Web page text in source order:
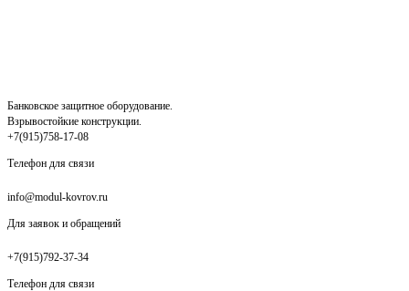
Банковское защитное оборудование.
Взрывостойкие конструкции.
+7(915)758-17-08
Телефон для связи
info@modul-kovrov.ru
Для заявок и обращений
+7(915)792-37-34
Телефон для связи